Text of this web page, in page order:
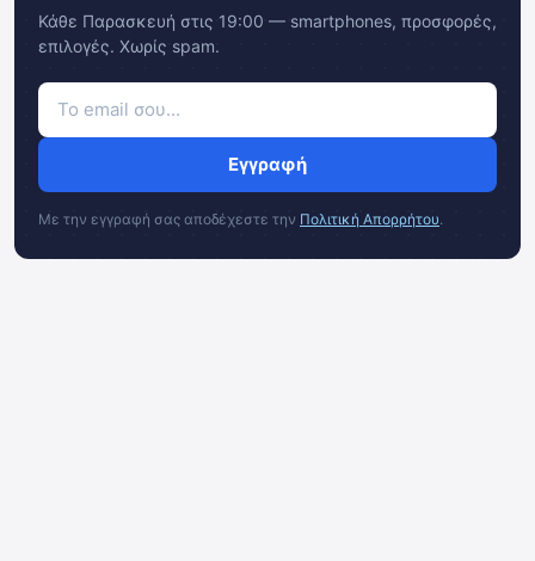
Κάθε Παρασκευή στις 19:00 — smartphones, προσφορές,
επιλογές. Χωρίς spam.
Εγγραφή
Με την εγγραφή σας αποδέχεστε την Πολιτική Απορρήτου.